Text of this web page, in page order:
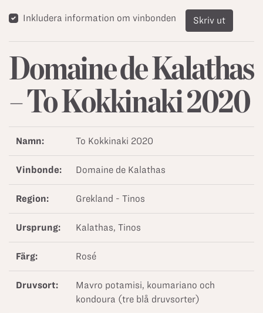
Inkludera information om vinbonden Skriv ut
Domaine de Kalathas
– To Kokkinaki 2020
Namn: To Kokkinaki 2020
Vinbonde: Domaine de Kalathas
Region: Grekland - Tinos
Ursprung: Kalathas, Tinos
Färg: Rosé
Druvsort:
Mavro potamisi, koumariano och
kondoura (tre blå druvsorter)